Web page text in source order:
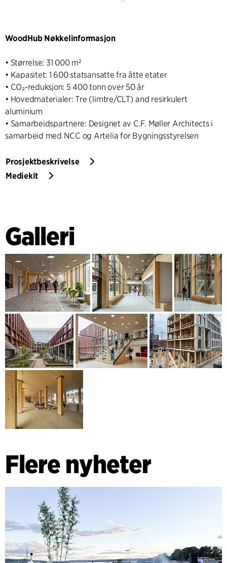
WoodHub Nøkkelinformasjon
• Størrelse: 31 000 m²
• Kapasitet: 1 600 statsansatte fra åtte etater
• CO₂-reduksjon: 5 400 tonn over 50 år
• Hovedmaterialer: Tre (limtre/CLT) and resirkulert
aluminium
• Samarbeidspartnere: Designet av C.F. Møller Architects i
samarbeid med NCC og Artelia for Bygningsstyrelsen
Prosjektbeskrivelse
Mediekit
Galleri
Flere nyheter